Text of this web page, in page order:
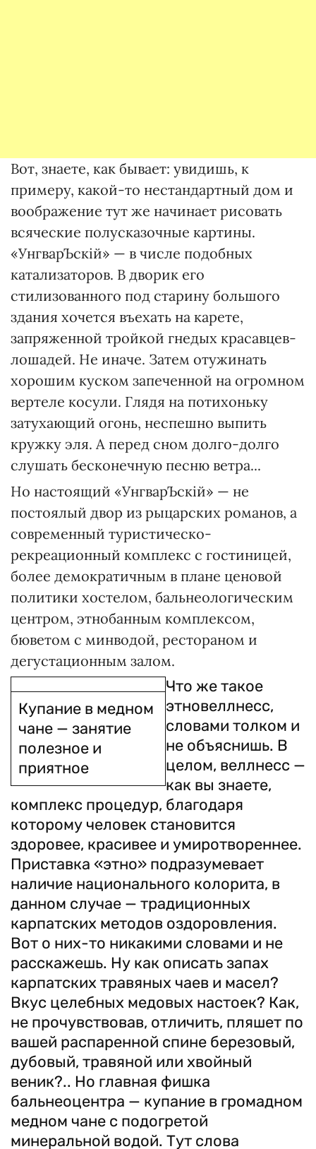
Вот, знаете, как бывает: увидишь, к
примеру, какой-то нестандартный дом и
воображение тут же начинает рисовать
всяческие полусказочные картины.
«УнгварЪскій» — в числе подобных
катализаторов. В дворик его
стилизованного под старину большого
здания хочется въехать на карете,
запряженной тройкой гнедых красавцев-
лошадей. Не иначе. Затем отужинать
хорошим куском запеченной на огромном
вертеле косули. Глядя на потихоньку
затухающий огонь, неспешно выпить
кружку эля. А перед сном долго-долго
слушать бесконечную песню ветра...
Но настоящий «УнгварЪскій» — не
постоялый двор из рыцарских романов, а
современный туристическо-
рекреационный комплекс с гостиницей,
более демократичным в плане ценовой
политики хостелом, бальнеологическим
центром, этнобанным комплексом,
бюветом с минводой, рестораном и
дегустационным залом.
Купание в медном
чане — занятие
полезное и
приятное
Что же такое
этновеллнесс,
словами толком и
не объяснишь. В
целом, веллнесс —
как вы знаете,
комплекс процедур, благодаря
которому человек становится
здоровее, красивее и умиротвореннее.
Приставка «этно» подразумевает
наличие национального колорита, в
данном случае — традиционных
карпатских методов оздоровления.
Вот о них-то никакими словами и не
расскажешь. Ну как описать запах
карпатских травяных чаев и масел?
Вкус целебных медовых настоек? Как,
не прочувствовав, отличить, пляшет по
вашей распаренной спине березовый,
дубовый, травяной или хвойный
веник?.. Но главная фишка
бальнеоцентра — купание в громадном
медном чане с подогретой
минеральной водой. Тут слова